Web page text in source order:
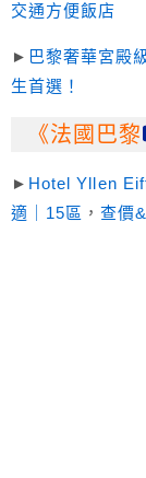
交通方便飯店
► 巴黎奢華宮殿
生首選！
《法國巴黎
► Hotel Yllen
適｜15區 ，查價